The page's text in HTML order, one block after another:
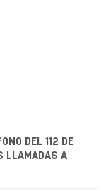
DEL 112 DE
LLAMADAS A